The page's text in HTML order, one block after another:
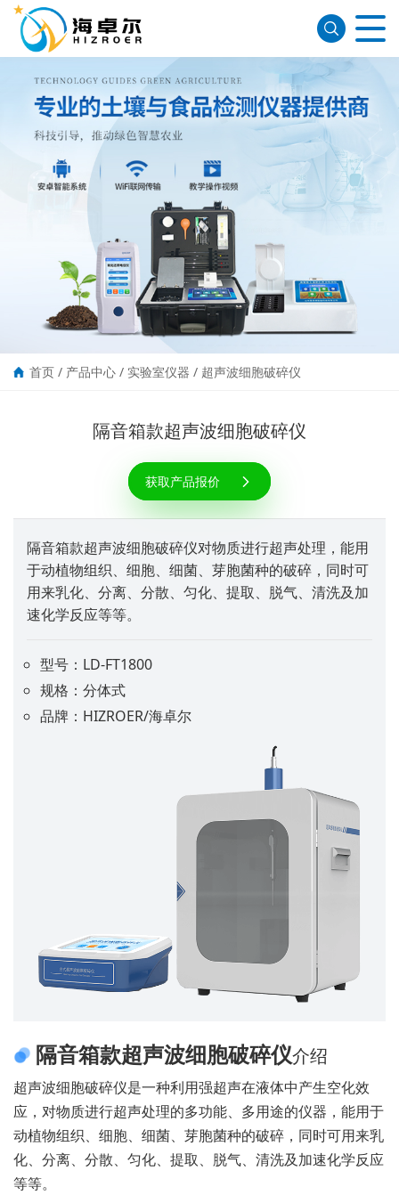
首页 / 产品中心 / 实验室仪器 / 超声波细胞破碎仪
隔音箱款超声波细胞破碎仪
获取产品报价
隔音箱款超声波细胞破碎仪对物质进行超声处理，能用
于动植物组织、细胞、细菌、芽胞菌种的破碎，同时可
用来乳化、分离、分散、匀化、提取、脱气、清洗及加
速化学反应等等。
型号：LD-FT1800
规格：分体式
品牌：HIZROER/海卓尔
隔音箱款超声波细胞破碎仪介绍
超声波细胞破碎仪是一种利用强超声在液体中产生空化效
应，对物质进行超声处理的多功能、多用途的仪器，能用于
动植物组织、细胞、细菌、芽胞菌种的破碎，同时可用来乳
化、分离、分散、匀化、提取、脱气、清洗及加速化学反应
等等。